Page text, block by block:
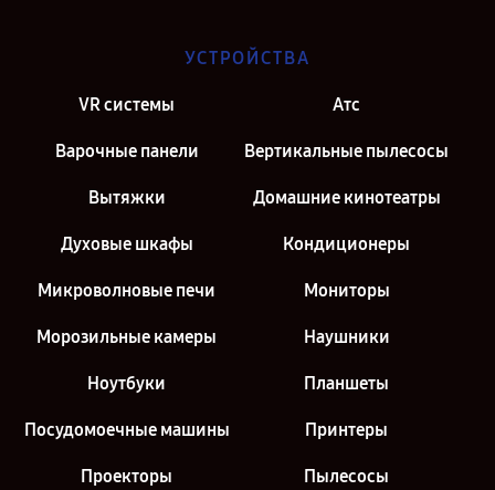
Екатеринбург
Ремонт вертикального пылесоса Samsung VS20T7536P5 в г. Казань
Москва
УСТРОЙСТВА
VR системы Атс
Варочные панели Вертикальные пылесосы
Вытяжки Домашние кинотеатры
Духовые шкафы Кондиционеры
Микроволновые печи Мониторы
Морозильные камеры Наушники
Ноутбуки Планшеты
Посудомоечные машины Принтеры
Проекторы Пылесосы